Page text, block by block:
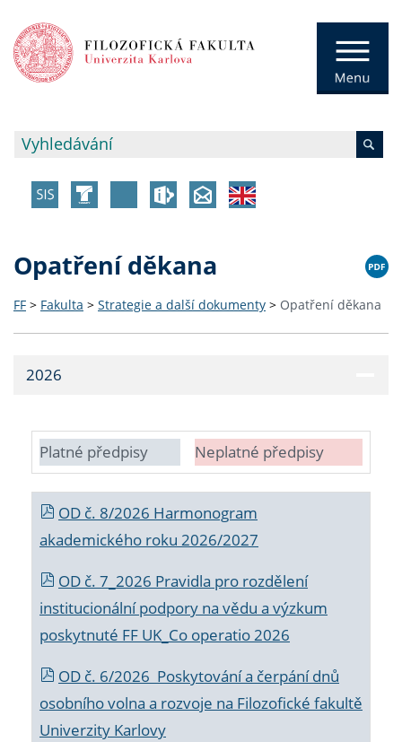
Opatření děkana
FF > Fakulta > Strategie a další dokumenty > Opatření děkana
2026
Platné předpisy Neplatné předpisy
OD č. 8/2026 Harmonogram
akademického roku 2026/2027
OD č. 7_2026 Pravidla pro rozdělení
institucionální podpory na vědu a výzkum
poskytnuté FF UK_Co operatio 2026
OD č. 6/2026 Poskytování a čerpání dnů
osobního volna a rozvoje na Filozofické fakultě
Univerzity Karlovy